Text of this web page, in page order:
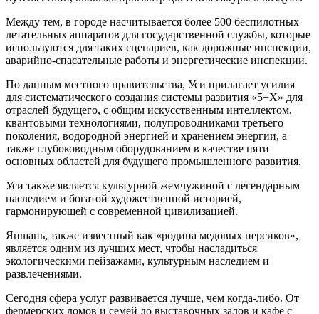
Между тем, в городе насчитывается более 500 беспилотных
летательных аппаратов для государственной службы, которые
используются для таких сценариев, как дорожные инспекции,
аварийно-спасательные работы и энергетические инспекции.
По данным местного правительства, Уси прилагает усилия
для систематического создания системы развития «5+X» для
отраслей будущего, с общим искусственным интеллектом,
квантовыми технологиями, полупроводниками третьего
поколения, водородной энергией и хранением энергии, а
также глубоководным оборудованием в качестве пяти
основных областей для будущего промышленного развития.
Уси также является культурной жемчужиной с легендарным
наследием и богатой художественной историей,
гармонирующей с современной цивилизацией.
Яншань, также известный как «родина медовых персиков»,
является одним из лучших мест, чтобы насладиться
экологическими пейзажами, культурным наследием и
развлечениями.
Сегодня сфера услуг развивается лучше, чем когда-либо. От
фермерских домов и семей до выставочных залов и кафе с